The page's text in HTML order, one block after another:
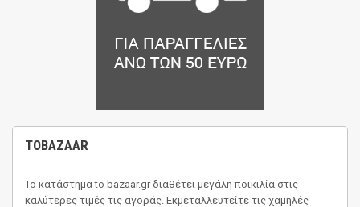
TOBAZAAR
Το κατάστημαto bazaar.grδιαθέτει μεγάλη ποικιλία στις
καλύτερες τιμές τις αγοράς. Εκμεταλλευτείτε τις χαμηλές